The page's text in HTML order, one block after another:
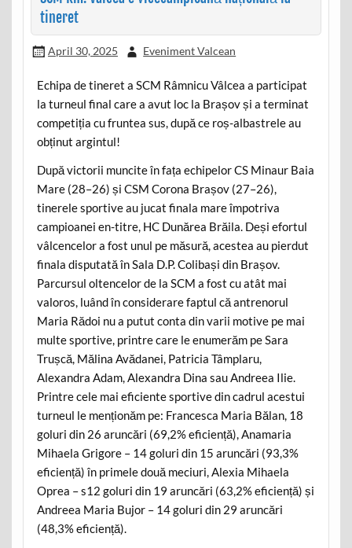
tineret
April 30, 2025 Eveniment Valcean
Echipa de tineret a SCM Râmnicu Vâlcea a participat
la turneul final care a avut loc la Brașov și a terminat
competiția cu fruntea sus, după ce roș-albastrele au
obținut argintul!
După victorii muncite în fața echipelor CS Minaur Baia
Mare (28–26) și CSM Corona Brașov (27–26),
tinerele sportive au jucat finala mare împotriva
campioanei en-titre, HC Dunărea Brăila. Deși efortul
vâlcencelor a fost unul pe măsură, acestea au pierdut
finala disputată în Sala D.P. Colibași din Brașov.
Parcursul oltencelor de la SCM a fost cu atât mai
valoros, luând în considerare faptul că antrenorul
Maria Rădoi nu a putut conta din varii motive pe mai
multe sportive, printre care le enumerăm pe Sara
Trușcă, Mălina Avădanei, Patricia Tâmplaru,
Alexandra Adam, Alexandra Dina sau Andreea Ilie.
Printre cele mai eficiente sportive din cadrul acestui
turneul le menționăm pe: Francesca Maria Bălan, 18
goluri din 26 aruncări (69,2% eficiență), Anamaria
Mihaela Grigore – 14 goluri din 15 aruncări (93,3%
eficiență) în primele două meciuri, Alexia Mihaela
Oprea – s12 goluri din 19 aruncări (63,2% eficiență) și
Andreea Maria Bujor – 14 goluri din 29 aruncări
(48,3% eficiență).